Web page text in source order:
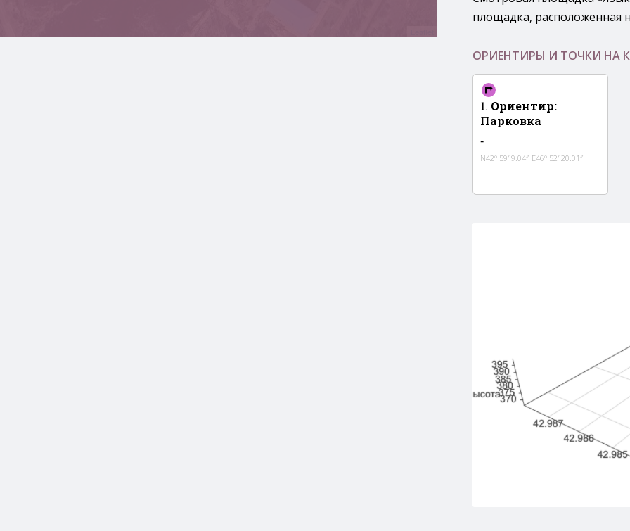
площадка, расположенная
ОРИЕНТИРЫ И ТОЧКИ НА
1. Ориентир:
Парковка
-
N42° 59′ 9.04″ E46° 52′ 20.01″